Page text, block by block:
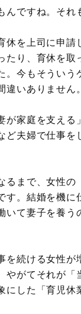
ですね。それ
休を上司に申
たり、育休を
。今もそうい
いありません。
が家庭を支え
ど夫婦で仕事
るまで、女性
す。結婚を機
いて妻子を養
を続ける女性
やがてそれが
にした「育児